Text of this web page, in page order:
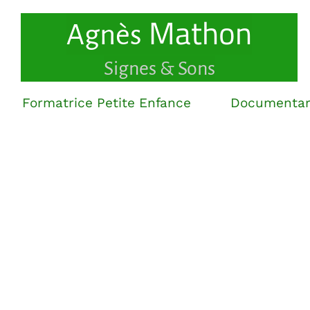
Formatrice Petite Enfance
Agnès Mathon
Signes & Sons